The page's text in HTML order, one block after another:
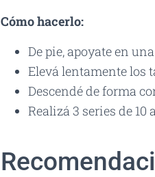
Cómo hacerlo:
De pie, apoyate en
Elevá lentamente los
Descendé de forma
Realizá 3 series de 10